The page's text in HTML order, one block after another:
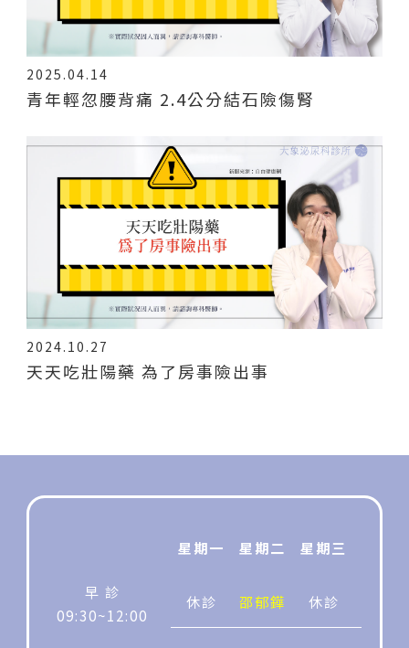
2025.04.14
青年輕忽腰背痛 2.4公分結石險傷腎
2024.10.27
天天吃壯陽藥 為了房事險出事
星期一 星期二 星期三
早 診
09:30~12:00
休診 邵郁鏵 休診